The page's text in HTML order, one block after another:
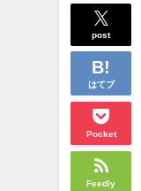
post
はてブ
Pocket
Feedly